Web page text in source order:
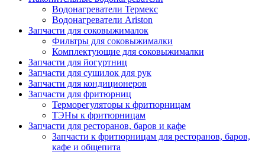
Водонагреватели Термекс
Водонагреватели Ariston
Запчасти для соковыжималок
Фильтры для соковыжималки
Комплектующие для соковыжималки
Запчасти для йогуртниц
Запчасти для сушилок для рук
Запчасти для кондиционеров
Запчасти для фритюрниц
Терморегуляторы к фритюрницам
ТЭНы к фритюрницам
Запчасти для ресторанов, баров и кафе
Запчасти к фритюрницам для ресторанов, баров,
кафе и общепита